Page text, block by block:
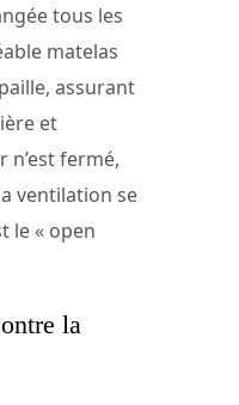
tous les
matelas
assurant
et
fermé,
ventilation se
le « open
la